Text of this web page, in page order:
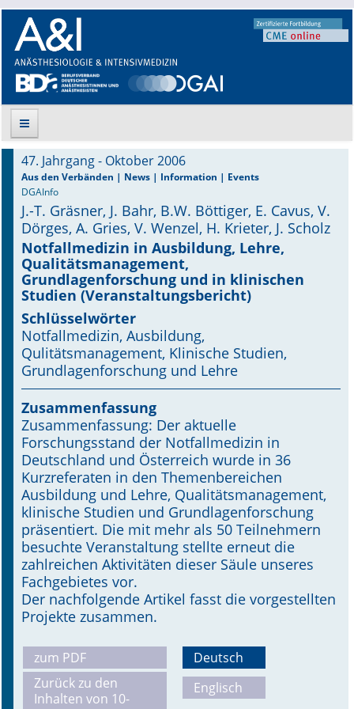
Suche
Aktuelle Ausgabe
Leitlinien
Archiv
Supplements
Supplements OrphanAnesthesia
Online First
A&I English
Mediadaten
Autoren-Service
Bestell-Service
Stellenmarkt
Kongresskalender
47. Jahrgang - Oktober 2006
Aus den Verbänden | News | Information | Events
DGAInfo
J.-T. Gräsner, J. Bahr, B.W. Böttiger, E. Cavus, V.
Dörges, A. Gries, V. Wenzel, H. Krieter, J. Scholz
Notfallmedizin in Ausbildung, Lehre,
Qualitätsmanagement,
Grundlagenforschung und in klinischen
Studien (Veranstaltungsbericht)
Schlüsselwörter
Notfallmedizin, Ausbildung,
Qulitätsmanagement, Klinische Studien,
Grundlagenforschung und Lehre
Zusammenfassung
Zusammenfassung: Der aktuelle
Forschungsstand der Notfallmedizin in
Deutschland und Österreich wurde in 36
Kurzreferaten in den Themenbereichen
Ausbildung und Lehre, Qualitätsmanagement,
klinische Studien und Grundlagenforschung
präsentiert. Die mit mehr als 50 Teilnehmern
besuchte Veranstaltung stellte erneut die
zahlreichen Aktivitäten dieser Säule unseres
Fachgebietes vor.
Der nachfolgende Artikel fasst die vorgestellten
Projekte zusammen.
zum PDF
Zurück zu den
Inhalten von 10-
Deutsch
Englisch